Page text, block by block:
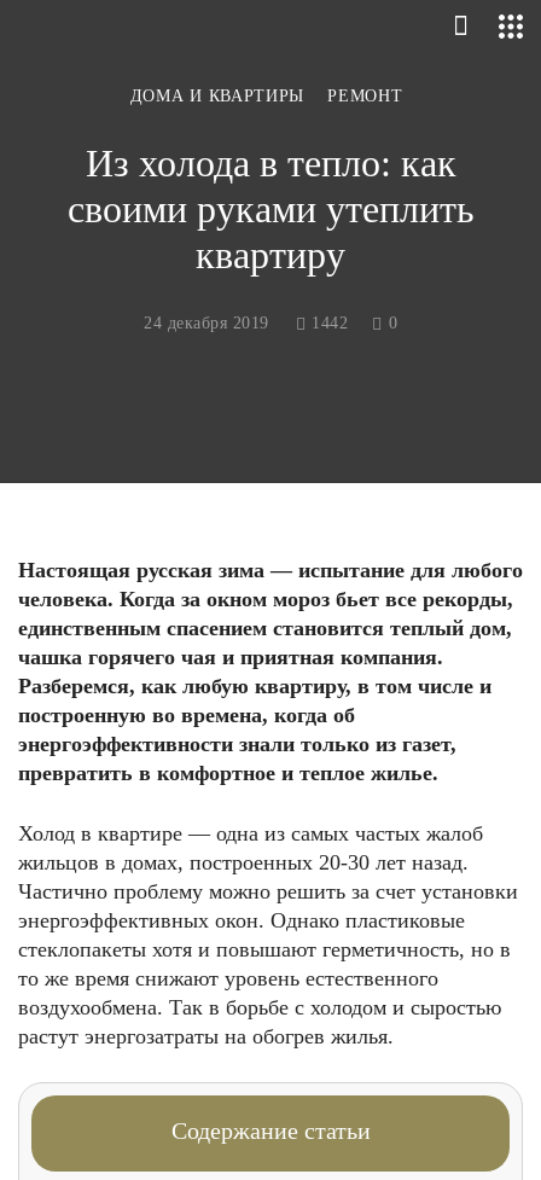
ДОМА И КВАРТИРЫ РЕМОНТ
Из холода в тепло: как
своими руками утеплить
квартиру
24 декабря 2019 1442 0
Настоящая русская зима — испытание для любого
человека. Когда за окном мороз бьет все рекорды,
единственным спасением становится теплый дом,
чашка горячего чая и приятная компания.
Разберемся, как любую квартиру, в том числе и
построенную во времена, когда об
энергоэффективности знали только из газет,
превратить в комфортное и теплое жилье.
Холод в квартире — одна из самых частых жалоб
жильцов в домах, построенных 20-30 лет назад.
Частично проблему можно решить за счет установки
энергоэффективных окон. Однако пластиковые
стеклопакеты хотя и повышают герметичность, но в
то же время снижают уровень естественного
воздухообмена. Так в борьбе с холодом и сыростью
растут энергозатраты на обогрев жилья.
Содержание статьи